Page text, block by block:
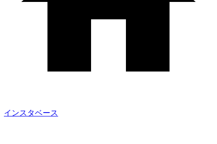
インスタベース